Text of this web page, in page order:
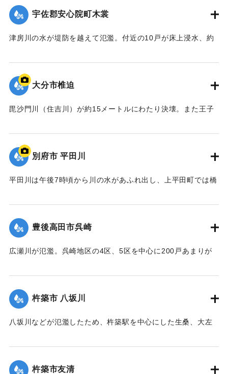
代の女性、中学1年生の男子生徒、小学2年生の男子生徒が死
亡した。集落は浸水などで通行不能になっていたため、救急
う。
【出典：大分合同新聞 1976年9月11日朝刊11面】
｜固有コード:00857006
宇佐郡安心院町木裳
津房川の水が堤防を越えて氾濫。付近の10戸が床上浸水、約
が、水はあふれ続け、町は約60世帯200人をバスで1キロ離れ
た老人福祉センターに避難させた。
【出典：大分合同新聞 1976年9月11日朝刊11面】
大分市椎迫
毘沙門川（住吉川）が約15メートルにわたり決壊。また王子
｜固有コード:
別府市 平田川
平田川は午後7時頃から川の水があふれ出し、上平田町では橋
後8時には日豊線北側の市道のコンクリート橋が流された。午
後9時過ぎには堤防の一部が決壊し、濁流が流れ込んだため付
近の100世帯は近くの公民館に避難した。旧国道沿いの亀川商
豊後高田市呉崎
広瀬川が氾濫。呉崎地区の4区、5区を中心に200戸あまりが
ールが水をかぶった。このため老人や子ども30人あまりが近
くの興隆寺で一晩避難した。
【出典：大分合同新聞 1976年9月11日夕刊7面】
杵築市 八坂川
八坂川などが氾濫したため、杵築駅を中心にした生桑、大左
47戸を出した。
【出典：大分合同新聞 1976年9月11日夕刊7面】
杵築市友清